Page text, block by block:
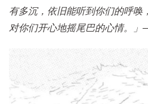
有多沉，依旧能听到你们的呼唤
对你们开心地摇尾巴的心情。